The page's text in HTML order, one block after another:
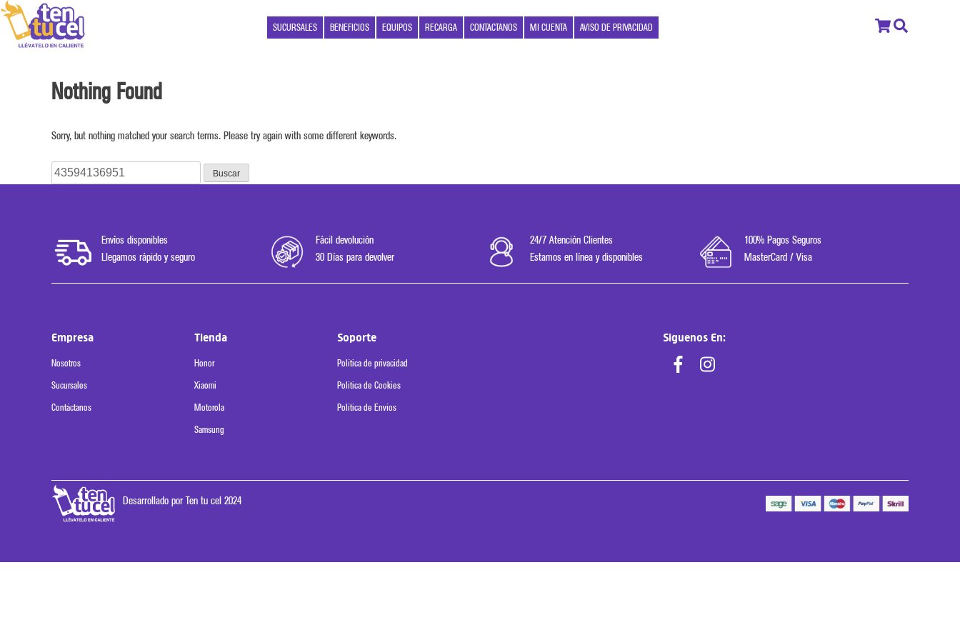
SUCURSALES BENEFICIOS EQUIPOS RECARGA CONTACTANOS MI CUENTA AVISO DE PRIVACIDAD
Nothing Found
Sorry, but nothing matched your search terms. Please try again with some different keywords.
Buscar:
Envíos disponibles
Llegamos rápido y seguro
Fácil devolución
30 Días para devolver
24/7 Atención Clientes
Estamos en línea y disponibles
100% Pagos Seguros
MasterCard / Visa
Empresa
Nosotros
Sucursales
Contáctanos
Tienda
Honor
Xiaomi
Motorola
Samsung
Soporte
Política de privacidad
Política de Cookies
Política de Envíos
Siguenos En:
Desarrollado por Ten tu cel 2024